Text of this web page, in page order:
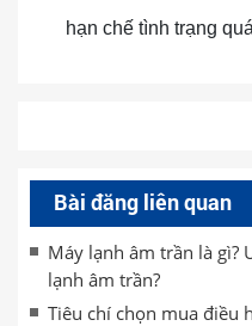
hạn chế tình trạng
Bài đăng liên quan
Máy lạnh âm trần là gì?
lạnh âm trần?
Tiêu chí chọn mua điều